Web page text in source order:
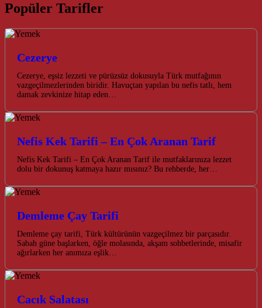
Popüler Tarifler
Cezerye
Cezerye, eşsiz lezzeti ve pürüzsüz dokusuyla Türk mutfağının
vazgeçilmezlerinden biridir. Havuçtan yapılan bu nefis tatlı, hem
damak zevkinize hitap eden…
Nefis Kek Tarifi – En Çok Aranan Tarif
Nefis Kek Tarifi – En Çok Aranan Tarif ile mutfaklarınıza lezzet
dolu bir dokunuş katmaya hazır mısınız? Bu rehberde, her…
Demleme Çay Tarifi
Demleme çay tarifi, Türk kültürünün vazgeçilmez bir parçasıdır.
Sabah güne başlarken, öğle molasında, akşam sohbetlerinde, misafir
ağırlarken her anımıza eşlik…
Cacık Salatası